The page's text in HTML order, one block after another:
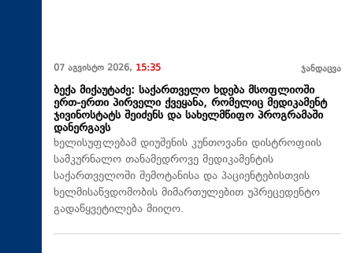
07 აგვისტო 2026, 15:35 ჯანდაცვა
ბექა მიქაუტაძე: საქართველო ხდება მსოფლიოში
ერთ-ერთი პირველი ქვეყანა, რომელიც მედიკამენტ
ჯივინოსტატს შეიძენს და სახელმწიფო პროგრამაში
დანერგავს
ხელისუფლებამ დიუშენის კუნთოვანი დისტროფიის
სამკურნალო თანამედროვე მედიკამენტის
საქართველოში შემოტანისა და პაციენტებისთვის
ხელმისაწვდომობის მიმართულებით უპრეცედენტო
გადაწყვეტილება მიიღო.